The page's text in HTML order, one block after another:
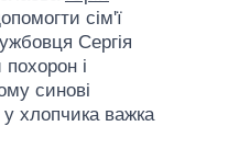
сім'ї
Сергія
і
синові
у хлопчика важка